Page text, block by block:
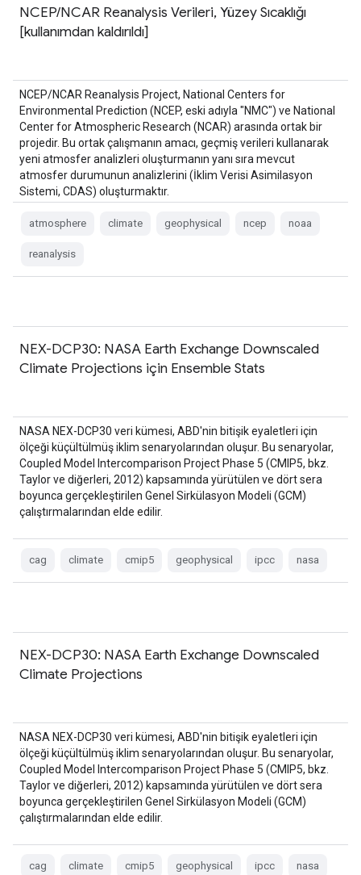
NCEP/NCAR Reanalysis Verileri, Yüzey Sıcaklığı
[kullanımdan kaldırıldı]
NCEP/NCAR Reanalysis Project, National Centers for
Environmental Prediction (NCEP, eski adıyla "NMC") ve National
Center for Atmospheric Research (NCAR) arasında ortak bir
projedir. Bu ortak çalışmanın amacı, geçmiş verileri kullanarak
yeni atmosfer analizleri oluşturmanın yanı sıra mevcut
atmosfer durumunun analizlerini (İklim Verisi Asimilasyon
Sistemi, CDAS) oluşturmaktır.
atmosphere climate geophysical ncep noaa
reanalysis
NEX-DCP30: NASA Earth Exchange Downscaled
Climate Projections için Ensemble Stats
NASA NEX-DCP30 veri kümesi, ABD'nin bitişik eyaletleri için
ölçeği küçültülmüş iklim senaryolarından oluşur. Bu senaryolar,
Coupled Model Intercomparison Project Phase 5 (CMIP5, bkz.
Taylor ve diğerleri, 2012) kapsamında yürütülen ve dört sera
boyunca gerçekleştirilen Genel Sirkülasyon Modeli (GCM)
çalıştırmalarından elde edilir.
cag climate cmip5 geophysical ipcc nasa
NEX-DCP30: NASA Earth Exchange Downscaled
Climate Projections
NASA NEX-DCP30 veri kümesi, ABD'nin bitişik eyaletleri için
ölçeği küçültülmüş iklim senaryolarından oluşur. Bu senaryolar,
Coupled Model Intercomparison Project Phase 5 (CMIP5, bkz.
Taylor ve diğerleri, 2012) kapsamında yürütülen ve dört sera
boyunca gerçekleştirilen Genel Sirkülasyon Modeli (GCM)
çalıştırmalarından elde edilir.
cag climate cmip5 geophysical ipcc nasa